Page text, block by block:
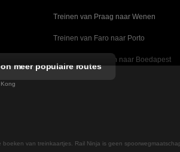
Treinen van Praag naar Wenen
Treinen van Faro naar Porto
Treinen van Wenen naar Boedapest
Treinen van Rome naar Napels
meer populaire routes
boeken van treinkaartjes. Rail Ninja is geen